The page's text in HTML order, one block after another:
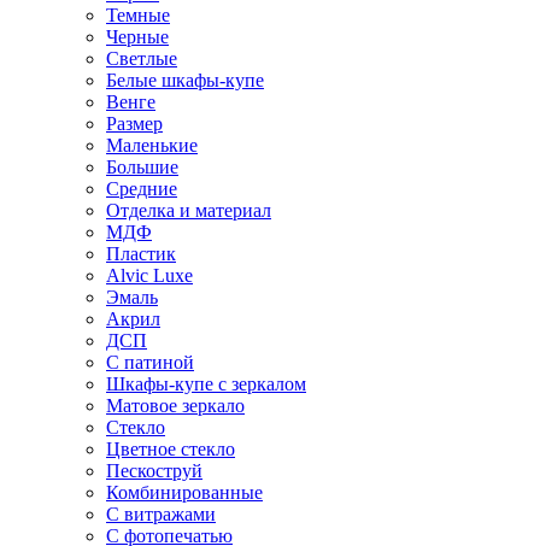
Темные
Черные
Светлые
Белые шкафы-купе
Венге
Размер
Маленькие
Большие
Средние
Отделка и материал
МДФ
Пластик
Alvic Luxe
Эмаль
Акрил
ДСП
С патиной
Шкафы-купе с зеркалом
Матовое зеркало
Стекло
Цветное стекло
Пескоструй
Комбинированные
С витражами
С фотопечатью